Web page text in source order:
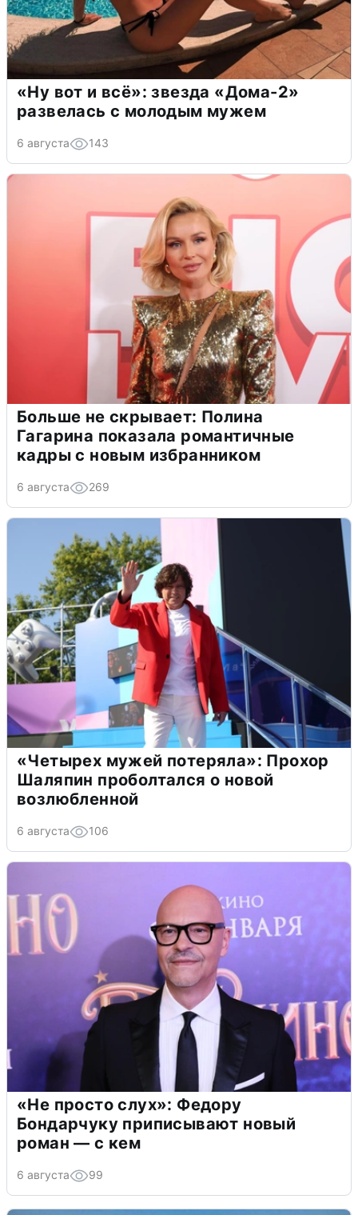
«Ну вот и всё»: звезда «Дома-2»
развелась с молодым мужем
6 августа 143
Больше не скрывает: Полина
Гагарина показала романтичные
кадры с новым избранником
6 августа 269
«Четырех мужей потеряла»: Прохор
Шаляпин проболтался о новой
возлюбленной
6 августа 106
«Не просто слух»: Федору
Бондарчуку приписывают новый
роман — с кем
6 августа 99